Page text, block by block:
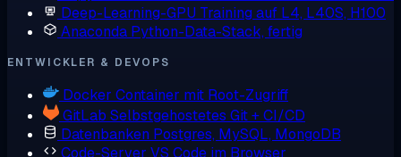
Deep-Learning-GPU Training auf L4, L40S, H100
Anaconda Python-Data-Stack, fertig
ENTWICKLER & DEVOPS
Docker Container mit Root-Zugriff
GitLab Selbstgehostetes Git + CI/CD
Datenbanken Postgres, MySQL, MongoDB
Code-Server VS Code im Browser